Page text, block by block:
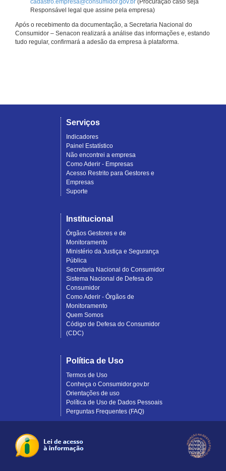
cadastro.empresa@consumidor.gov.br (Procuração caso seja
Responsável legal que assine pela empresa)
Após o recebimento da documentação, a Secretaria Nacional do
Consumidor – Senacon realizará a análise das informações e, estando
tudo regular, confirmará a adesão da empresa à plataforma.
Serviços
Indicadores
Painel Estatístico
Não encontrei a empresa
Como Aderir - Empresas
Acesso Restrito para Gestores e
Empresas
Suporte
Institucional
Órgãos Gestores e de
Monitoramento
Ministério da Justiça e Segurança
Pública
Secretaria Nacional do Consumidor
Sistema Nacional de Defesa do
Consumidor
Como Aderir - Órgãos de
Monitoramento
Quem Somos
Código de Defesa do Consumidor
(CDC)
Política de Uso
Termos de Uso
Conheça o Consumidor.gov.br
Orientações de uso
Política de Uso de Dados Pessoais
Perguntas Frequentes (FAQ)